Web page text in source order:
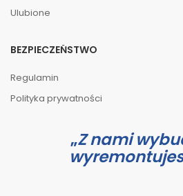
Ulubione
BEZPIECZEŃSTWO
Regulamin
Polityka prywatności
Z nami